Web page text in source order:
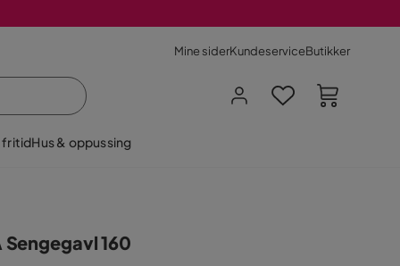
Mine siderKundeserviceButikker
fritidHus & oppussing
Sengegavl 160